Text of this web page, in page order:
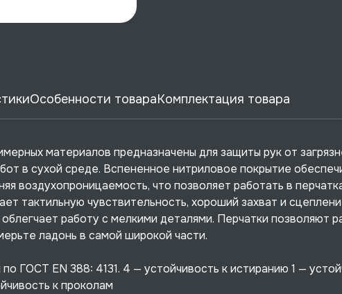
Особенности товараКомплектация товара
материалов предназначены для защиты рук от
в сухой среде. Вспененное нитриловое покрытие
воздухопроницаемость, что позволяет работать в
тактильную чувствительность, хороший захват и
работу с мелкими деталями. Перчатки позволяют
ладонь в самой широкой части.
ГОСТ EN 388: 4131. 4 — устойчивость к истиранию 1 —
к проколам